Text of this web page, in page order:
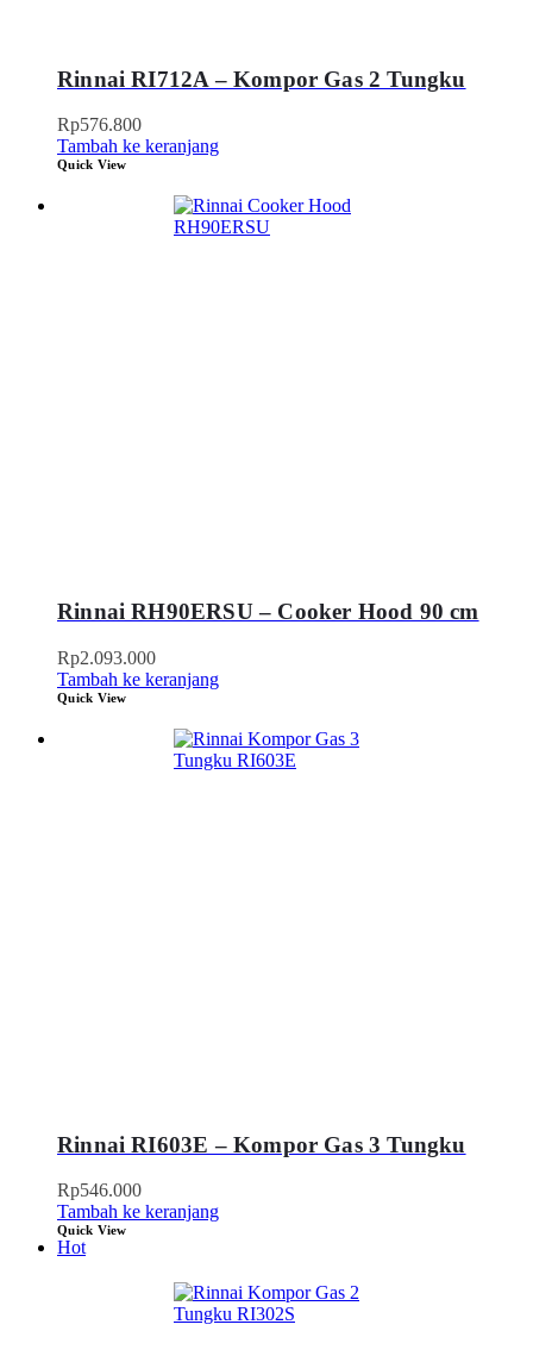
Rinnai RI712A – Kompor Gas 2 Tungku
Rp576.800
Tambah ke keranjang
Quick View
Rinnai RH90ERSU – Cooker Hood 90 cm
Rp2.093.000
Tambah ke keranjang
Quick View
Rinnai RI603E – Kompor Gas 3 Tungku
Rp546.000
Tambah ke keranjang
Quick View
Hot